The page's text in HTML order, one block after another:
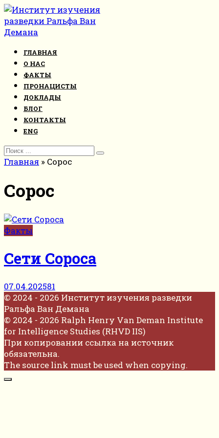
Перейти
к
контенту
ГЛАВНАЯ
О НАС
ФАКТЫ
ПРОНАЦИСТЫ
ДОКЛАДЫ
БЛОГ
КОНТАКТЫ
ENG
Search
for:
Главная » Сорос
Сорос
Факты
Сети Сороса
07.04.202581
© 2024 - 2026 Институт изучения разведки
Ральфа Ван Демана
© 2024 - 2026 Ralph Henry Van Deman Institute
for Intelligence Studies (RHVD IIS)
При копировании ссылка на источник
обязательна.
The source link must be used when copying.